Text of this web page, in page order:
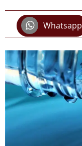
Whatsapp